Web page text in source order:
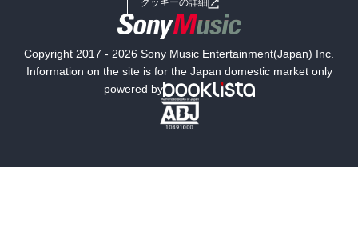
海外小説
ミステリー SF
文学
クッキーの詳細
Copyright 2017 - 2026 Sony Music Entertainment(Japan) Inc.
Information on the site is for the Japan domestic market only
powered by